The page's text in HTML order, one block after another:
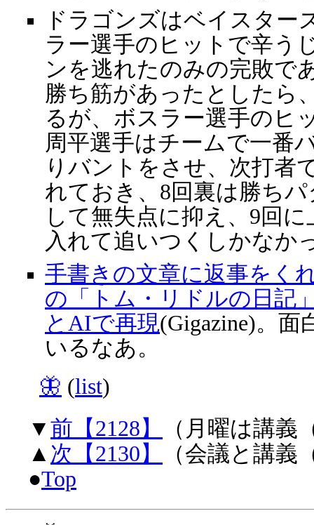
ドラゴンズはベイスター
ラー選手のヒットで辛う
ンを逃れたのみの完敗で
勝ち筋があったとしたら
るが、ボスラー選手のヒ
周平選手はチームで一番
りバントをさせ、次打者
れておき、8回裏は勝ち
して無失点に抑え、9回
入れて追いつくしかなか
手書きの文章に返事をく
の「トム・リドルの日記
とAIで再現(Gigazine)。
いるなあ。
🦋 (list)
▼ 前【2128】
（月曜は講
▲ 次【2130】
（会議と講
●Top